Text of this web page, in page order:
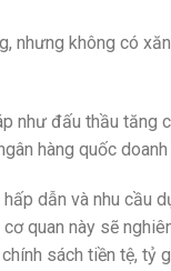
không có
như đấu thầu tăng
hàng quốc doanh
dẫn và nhu cầu
quan này sẽ
sách tiền tệ, tỷ